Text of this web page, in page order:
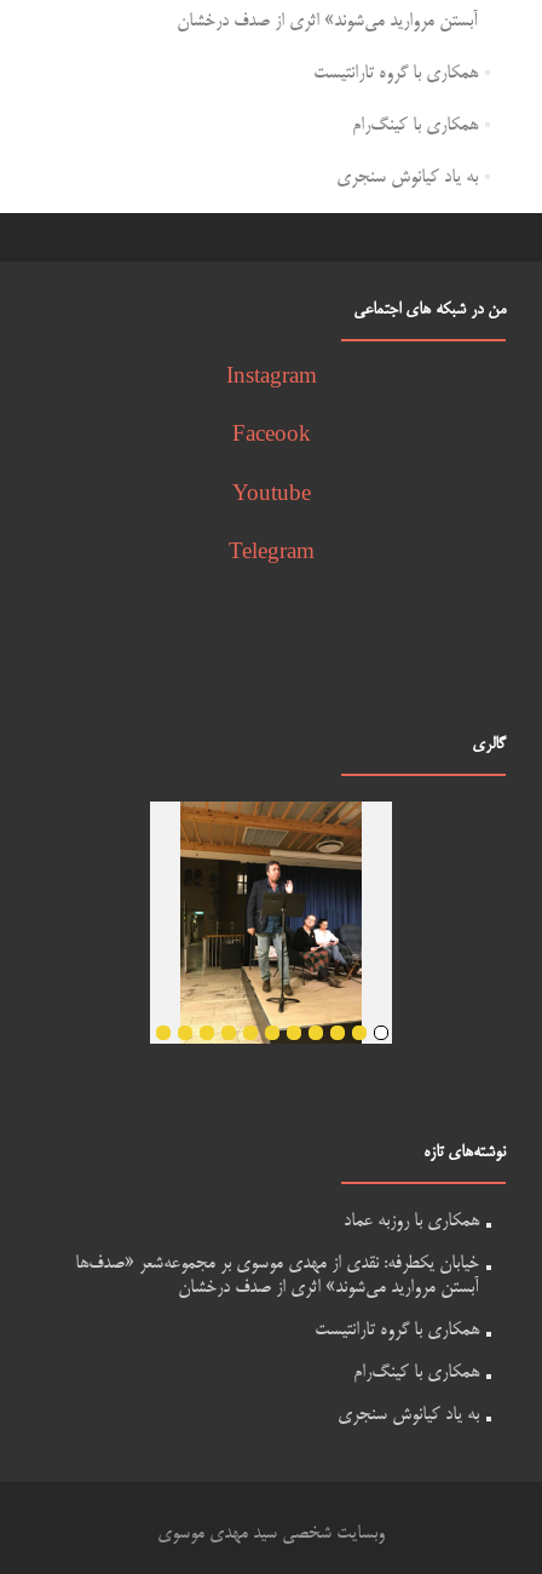
آبستن مروارید می‌شوند» اثری از صدف درخشان
همکاری با گروه تارانتیست
همکاری با کینگ‌رام
به یاد کیانوش سنجری
من در شبکه های اجتماعی
Instagram
Faceook
Youtube
Telegram
گالری
نوشته‌های تازه
همکاری با روزبه عماد
خیابان یکطرفه: نقدی از مهدی موسوی بر مجموعه‌شعر «صدف‌ها
آبستن مروارید می‌شوند» اثری از صدف درخشان
همکاری با گروه تارانتیست
همکاری با کینگ‌رام
به یاد کیانوش سنجری
وبسایت شخصی سید مهدی موسوی